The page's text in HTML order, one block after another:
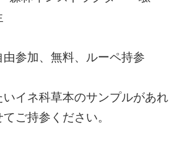
参加、無料、ルーペ持参
イネ科草本のサンプルがあれ
ご持参ください。